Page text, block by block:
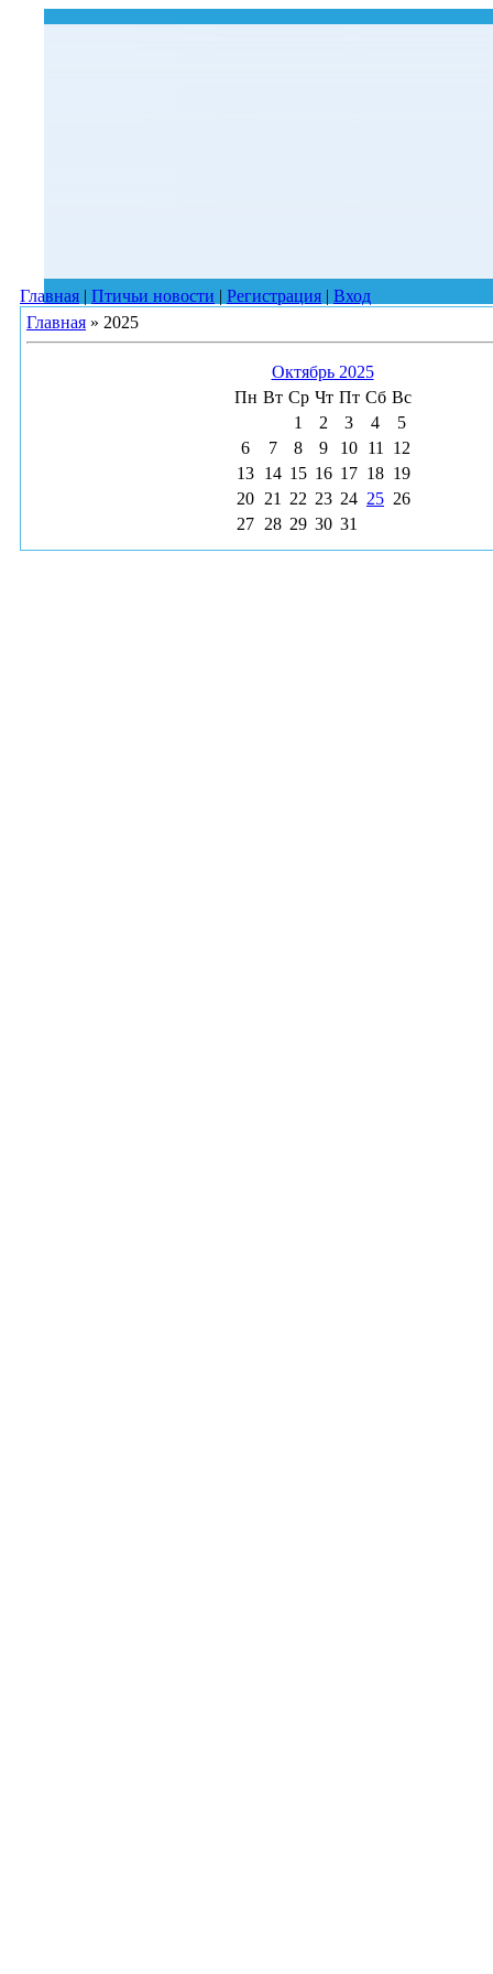
Главная | Птичьи новости | Регистрация | Вход
Главная » 2025
Октябрь 2025
Пн Вт Ср Чт Пт Сб Вс
1
2 3 4
5
6
7 8 9 10 11
12
13 14 15 16 17 18 19
20 21 22 23 24 25 26
27 28 29 30 31